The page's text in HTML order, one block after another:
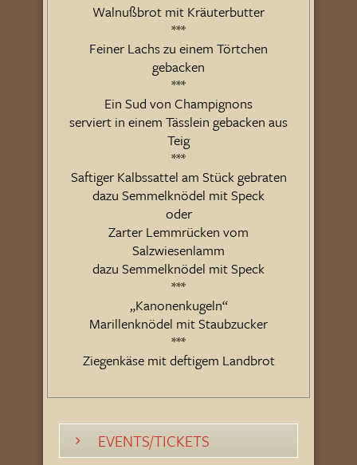
Walnußbrot mit Kräuterbutter
***
Feiner Lachs zu einem Törtchen
gebacken
***
Ein Sud von Champignons
serviert in einem Tässlein gebacken aus
Teig
***
Saftiger Kalbssattel am Stück gebraten
dazu Semmelknödel mit Speck
oder
Zarter Lemmrücken vom
Salzwiesenlamm
dazu Semmelknödel mit Speck
***
„Kanonenkugeln“
Marillenknödel mit Staubzucker
***
Ziegenkäse mit deftigem Landbrot
EVENTS/TICKETS